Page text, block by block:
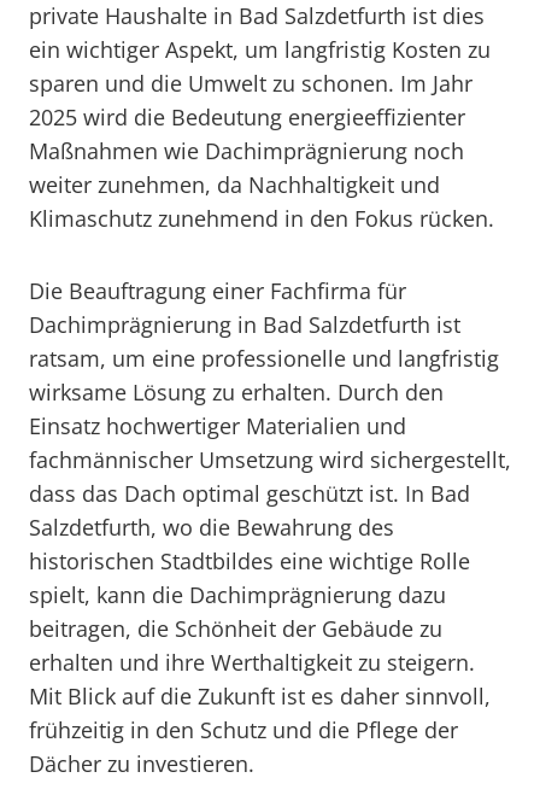
private Haushalte in Bad Salzdetfurth ist dies
ein wichtiger Aspekt, um langfristig Kosten zu
sparen und die Umwelt zu schonen. Im Jahr
2025 wird die Bedeutung energieeffizienter
Maßnahmen wie Dachimprägnierung noch
weiter zunehmen, da Nachhaltigkeit und
Klimaschutz zunehmend in den Fokus rücken.
Die Beauftragung einer Fachfirma für
Dachimprägnierung in Bad Salzdetfurth ist
ratsam, um eine professionelle und langfristig
wirksame Lösung zu erhalten. Durch den
Einsatz hochwertiger Materialien und
fachmännischer Umsetzung wird sichergestellt,
dass das Dach optimal geschützt ist. In Bad
Salzdetfurth, wo die Bewahrung des
historischen Stadtbildes eine wichtige Rolle
spielt, kann die Dachimprägnierung dazu
beitragen, die Schönheit der Gebäude zu
erhalten und ihre Werthaltigkeit zu steigern.
Mit Blick auf die Zukunft ist es daher sinnvoll,
frühzeitig in den Schutz und die Pflege der
Dächer zu investieren.